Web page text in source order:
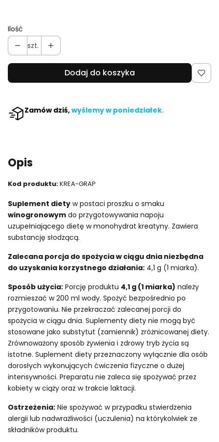
Ilość
szt.
Dodaj do koszyka
Zamów dziś,wyślemy w poniedziałek.
Opis
Kod produktu:KREA-GRAP
Suplement diety w postaci proszku o smaku
winogronowym do przygotowywania napoju
uzupełniającego dietę w monohydrat kreatyny. Zawiera
substancję słodzącą.
Zalecana porcja do spożycia w ciągu dnia niezbędna
do uzyskania korzystnego działania: 4,1 g (1 miarka).
Sposób użycia: Porcję produktu 4,1 g (1 miarka) należy
rozmieszać w 200 ml wody. Spożyć bezpośrednio po
przygotowaniu. Nie przekraczać zalecanej porcji do
spożycia w ciągu dnia. Suplementy diety nie mogą być
stosowane jako substytut (zamiennik) zróżnicowanej diety.
Zrównoważony sposób żywienia i zdrowy tryb życia są
istotne. Suplement diety przeznaczony wyłącznie dla osób
dorosłych wykonujących ćwiczenia fizyczne o dużej
intensywności. Preparatu nie zaleca się spożywać przez
kobiety w ciąży oraz w trakcie laktacji.
Ostrzeżenia: Nie spożywać w przypadku stwierdzenia
alergii lub nadwrażliwości (uczulenia) na którykolwiek ze
składników produktu.